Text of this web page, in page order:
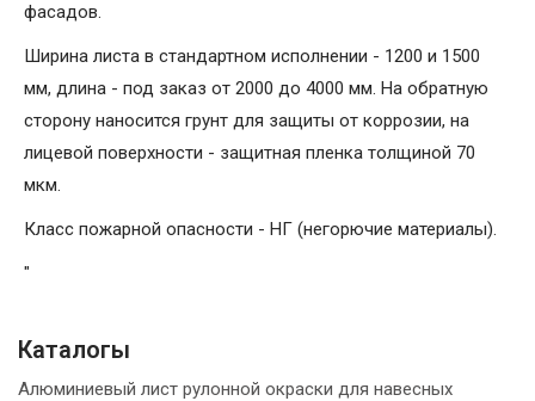
фасадов.
Ширина листа в стандартном исполнении - 1200 и 1500
мм, длина - под заказ от 2000 до 4000 мм. На обратную
сторону наносится грунт для защиты от коррозии, на
лицевой поверхности - защитная пленка толщиной 70
мкм.
Класс пожарной опасности - НГ (негорючие материалы).
"
Каталогы
Алюминиевый лист рулонной окраски для навесных